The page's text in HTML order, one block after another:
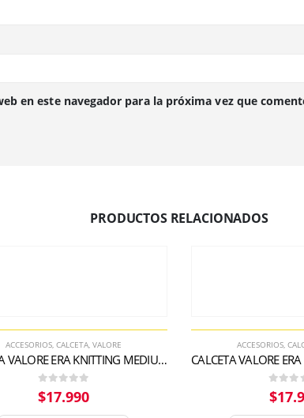
en este navegador para la próxima vez que
PRODUCTOS RELACIONADOS
ACCESORIOS ,CALCETA ,VALORE
CALCETA VALORE ERA KNITTING MEDIUM GRAY
0out of 5
$17.990
ACCESORIOS,
0out
$